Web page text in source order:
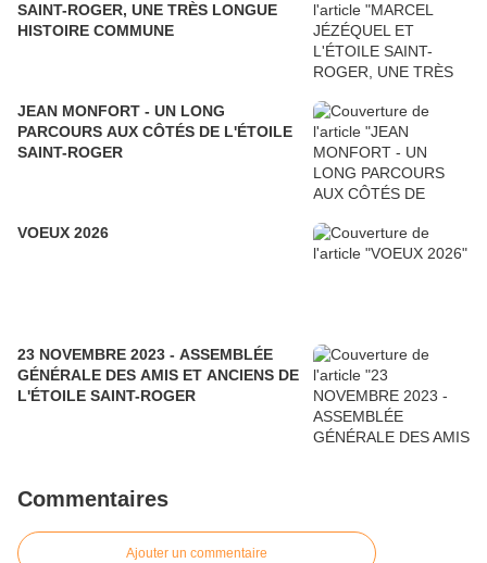
SAINT-ROGER, UNE TRÈS LONGUE
HISTOIRE COMMUNE
JEAN MONFORT - UN LONG
PARCOURS AUX CÔTÉS DE L'ÉTOILE
SAINT-ROGER
VOEUX 2026
23 NOVEMBRE 2023 - ASSEMBLÉE
GÉNÉRALE DES AMIS ET ANCIENS DE
L'ÉTOILE SAINT-ROGER
Commentaires
Ajouter un commentaire